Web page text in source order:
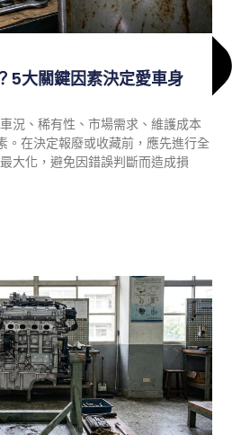
5大關鍵因素決定愛車身
況、稀有性、市場需求、維護成本
。在決定報廢或收藏前，應先進行全
大化，避免因錯誤判斷而造成損